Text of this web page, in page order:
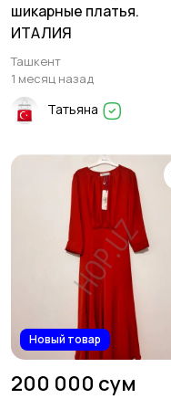
шикарные платья.
ИТАЛИЯ
Ташкент
1 месяц назад
Татьяна
Новый товар
200 000 сум